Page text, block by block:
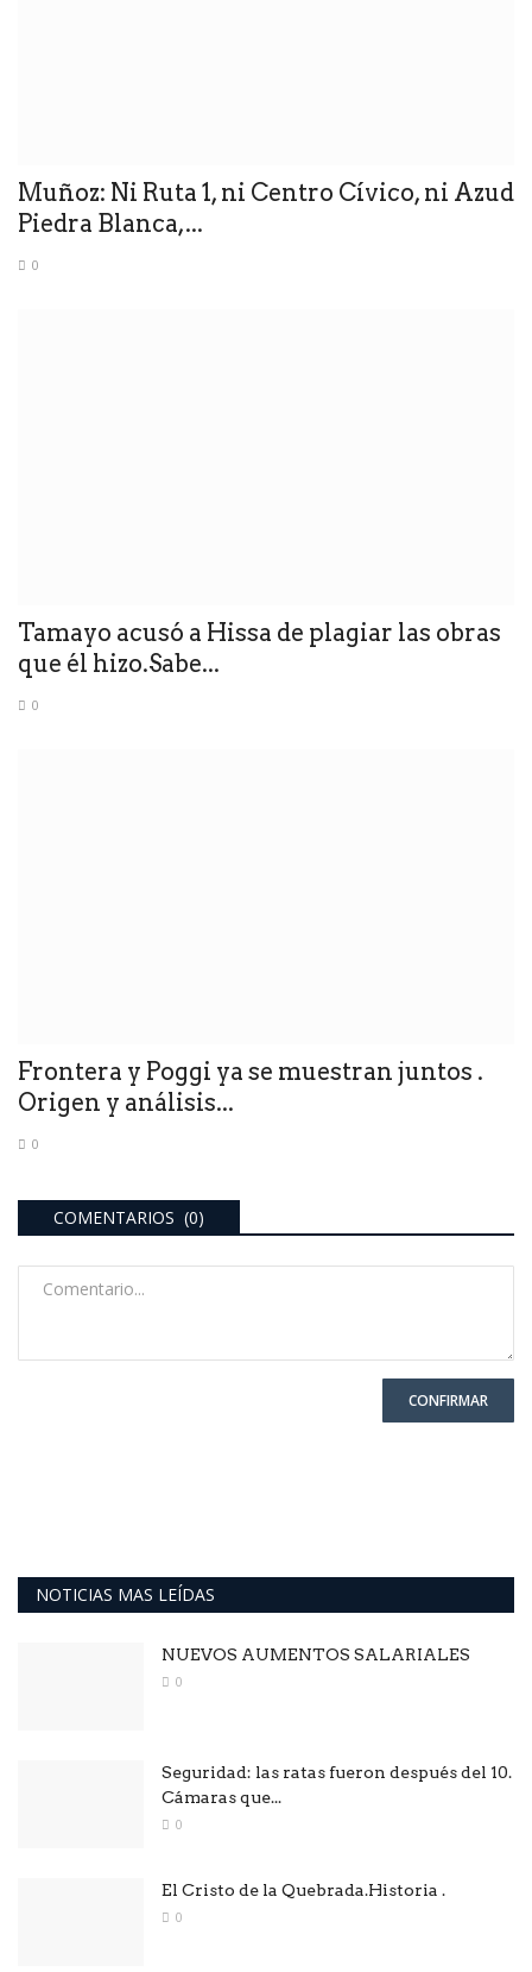
Muñoz: Ni Ruta 1, ni Centro Cívico, ni Azud
Piedra Blanca,...
0
Tamayo acusó a Hissa de plagiar las obras
que él hizo.Sabe...
0
Frontera y Poggi ya se muestran juntos .
Origen y análisis...
0
COMENTARIOS (0)
CONFIRMAR
NOTICIAS MAS LEÍDAS
NUEVOS AUMENTOS SALARIALES
0
Seguridad: las ratas fueron después del 10.
Cámaras que...
0
El Cristo de la Quebrada.Historia .
0